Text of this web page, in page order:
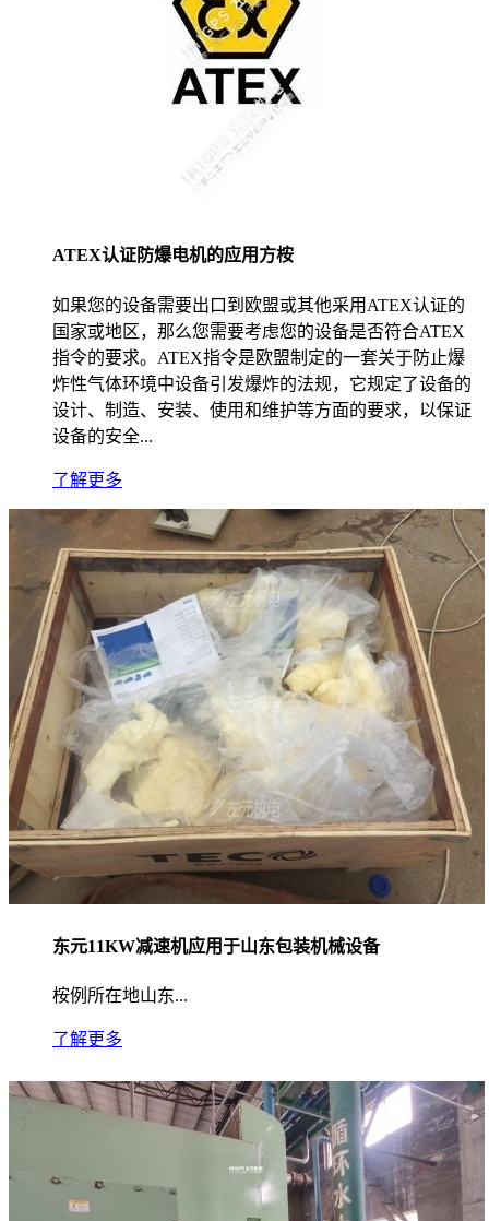
ATEX认证防爆电机的应用方桉
如果您的设备需要出口到欧盟或其他采用ATEX认证的
国家或地区，那么您需要考虑您的设备是否符合ATEX
指令的要求。ATEX指令是欧盟制定的一套关于防止爆
炸性气体环境中设备引发爆炸的法规，它规定了设备的
设计、制造、安装、使用和维护等方面的要求，以保证
设备的安全...
了解更多
东元11KW减速机应用于山东包装机械设备
桉例所在地山东...
了解更多